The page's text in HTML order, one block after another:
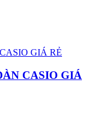
CASIO GIÁ